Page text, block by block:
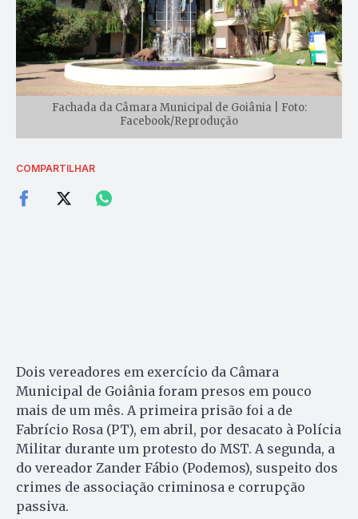
Fachada da Câmara Municipal de Goiânia | Foto:
Facebook/Reprodução
COMPARTILHAR
Dois vereadores em exercício da Câmara
Municipal de Goiânia foram presos em pouco
mais de um mês. A primeira prisão foi a de
Fabrício Rosa (PT), em abril, por desacato à Polícia
Militar durante um protesto do MST. A segunda, a
do vereador Zander Fábio (Podemos), suspeito dos
crimes de associação criminosa e corrupção
passiva.